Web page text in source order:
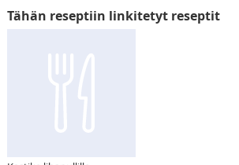
Tähän reseptiin linkitetyt reseptit